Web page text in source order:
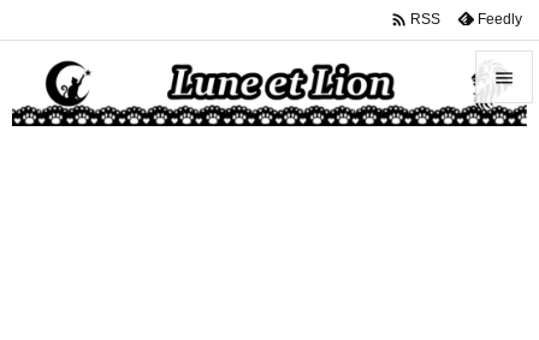


 RSS Feedly